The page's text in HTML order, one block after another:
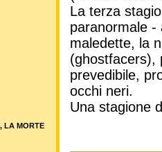
La terza
paranormale -
maledette, la
(ghostfacers),
prevedibile,
occhi neri.
Una stagione
LA MORTE